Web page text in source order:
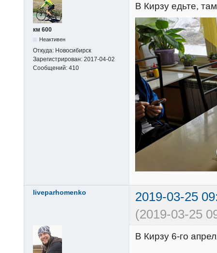
км 600
Неактивен
Откуда: Новосибирск
Зарегистрирован: 2017-04-02
Сообщений: 410
В Кирзу едьте,
liveparhomenko
2019-03-25
(2019-03-25
В Кирзу 6-го